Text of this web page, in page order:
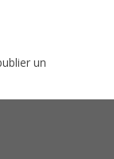
un